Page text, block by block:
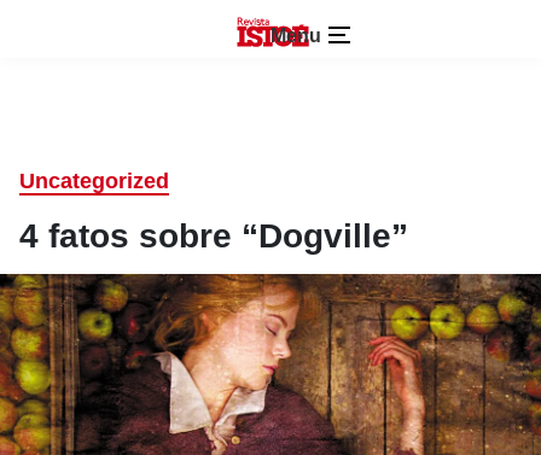
Menu
Uncategorized
4 fatos sobre “Dogville”